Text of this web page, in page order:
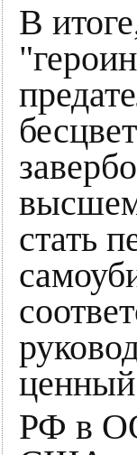
В
стать
ценный
РФ в